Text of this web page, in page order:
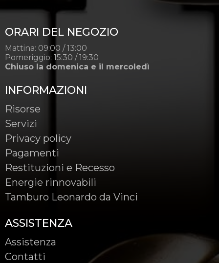
ORARI DEL NEGOZIO
Mattina: 09:00 / 13:00
Pomeriggio: 15:30 / 19:30
Chiuso la domenica e il mercoledì
INFORMAZIONI
Risorse
Servizi
Privacy policy
Pagamenti
Restituzioni e Recesso
Energie rinnovabili
Tamburo Leonardo da Vinci
ASSISTENZA
Assistenza
Contatti